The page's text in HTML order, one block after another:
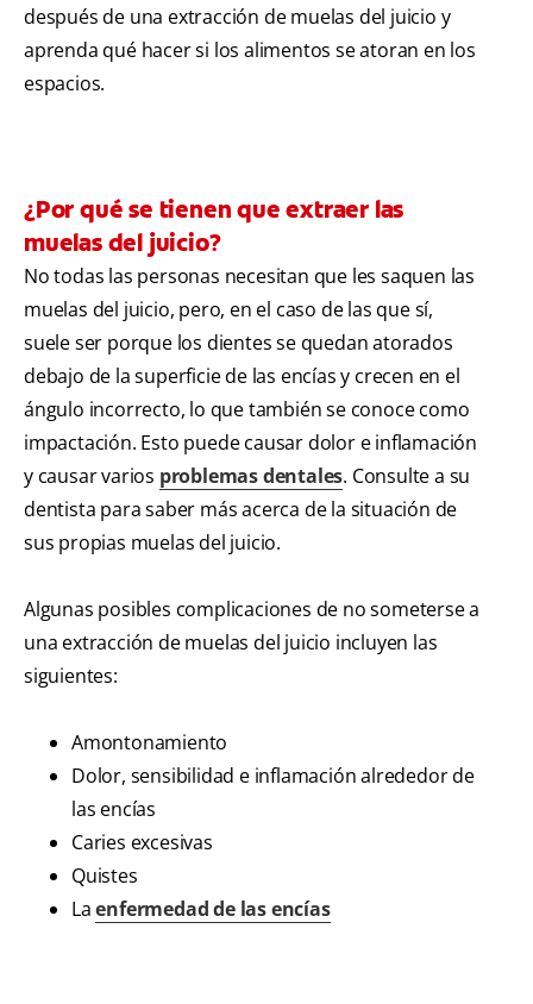
después de una extracción de muelas del juicio y
aprenda qué hacer si los alimentos se atoran en los
espacios.
¿Por qué se tienen que extraer las
muelas del juicio?
No todas las personas necesitan que les saquen las
muelas del juicio, pero, en el caso de las que sí,
suele ser porque los dientes se quedan atorados
debajo de la superficie de las encías y crecen en el
ángulo incorrecto, lo que también se conoce como
impactación. Esto puede causar dolor e inflamación
y causar varios problemas dentales. Consulte a su
dentista para saber más acerca de la situación de
sus propias muelas del juicio.
Algunas posibles complicaciones de no someterse a
una extracción de muelas del juicio incluyen las
siguientes:
Amontonamiento
Dolor, sensibilidad e inflamación alrededor de
las encías
Caries excesivas
Quistes
Laenfermedad de las encías